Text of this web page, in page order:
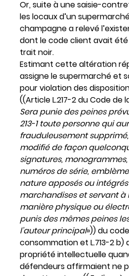
Or, suite à une saisie-
les locaux d’un
champagne a relevé
dont le code client avait
trait noir.
Estimant cette altération
assigne le supermarché et
pour violation des
((Article L.217-2 du Code de
Sera punie des peines
213-1 toute personne qui
frauduleusement
modifié de façon
signatures,
numéros de série,
nature apposés ou
marchandises et servant à
manière physique ou
punis des mêmes peines
l’auteur principal»)) du
consommation et L.713-2 b)
propriété intellectuelle
défendeurs affirmaient ne